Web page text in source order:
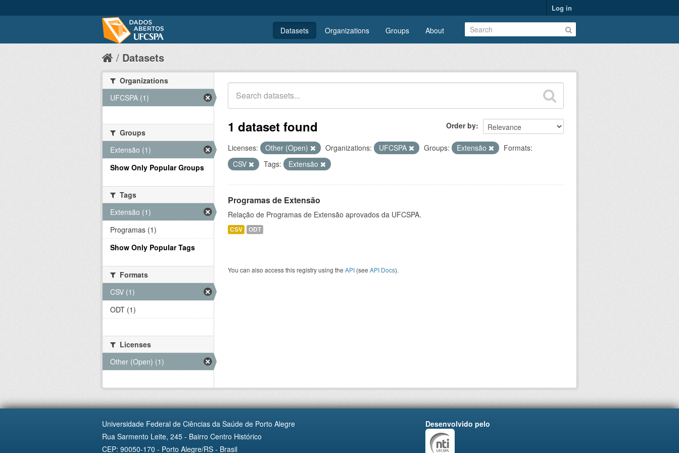
Log in
Datasets Organizations Groups About
Datasets
Order by
1 dataset found
Licenses: Other (Open) Organizations: UFCSPA Groups: Extensão
Formats:
CSV
Tags: Extensão
Programas de Extensão
Relação de Programas de Extensão aprovados da UFCSPA.
CSV ODT
You can also access this registry using the API (see API Docs).
Organizations
UFCSPA (1)
Groups
Extensão (1)
Show Only Popular Groups
Tags
Extensão (1)
Programas (1)
Show Only Popular Tags
Formats
CSV (1)
ODT (1)
Licenses
Other (Open) (1)
Universidade Federal de Ciências da Saúde de Porto Alegre
Rua Sarmento Leite, 245 - Bairro Centro Histórico
CEP: 90050-170 - Porto Alegre/RS - Brasil
Desenvolvido pelo